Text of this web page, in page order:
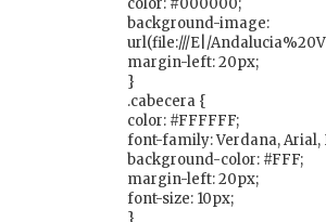
background-image:
url(file:///E|/
margin-left: 20px;
}
.cabecera {
color: #FFFFFF;
font-family: Verdana, Arial,
background-color: #FFF;
margin-left: 20px;
font-size: 10px;
}